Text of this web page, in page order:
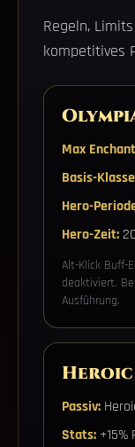
Regeln,
kompetitives
Max
Basis-
Hero-
Hero-Zeit:
Alt-Klick Buff-
deaktiviert.
Ausführung.
Heroic
Passiv:
Stats: